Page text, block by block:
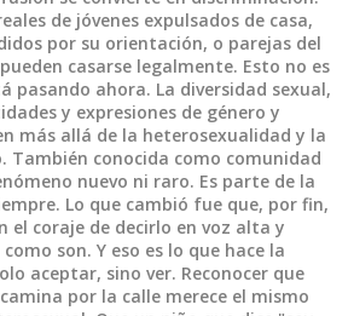
de jóvenes expulsados de casa,
por su orientación, o parejas del
casarse legalmente. Esto no es
pasando ahora. La diversidad sexual,
y expresiones de género y
más allá de la heterosexualidad y la
. También conocida como comunidad
nuevo ni raro. Es parte de la
Lo que cambió fue que, por fin,
el coraje de decirlo en voz alta y
son. Y eso es lo que hace la
aceptar, sino ver. Reconocer que
por la calle merece el mismo